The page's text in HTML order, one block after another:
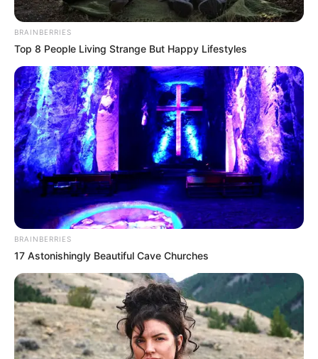
Inaldo Pérez
Millonarios vs Santa Fe, clásico de la fecha 10 de la Liga
Betplay.
Por:Daniela Duarte
Enero 14, 2023
COMPARTIR
BRAINBERRIES
Top 8 People Living Strange But Happy Lifestyles
BRAINBERRIES
17 Astonishingly Beautiful Cave Churches